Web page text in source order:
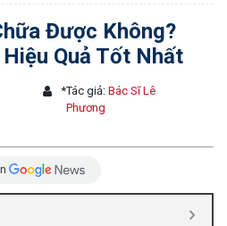
Được Không?
Quả Tốt Nhất
*Tác giả:Bác Sĩ Lê
Phương